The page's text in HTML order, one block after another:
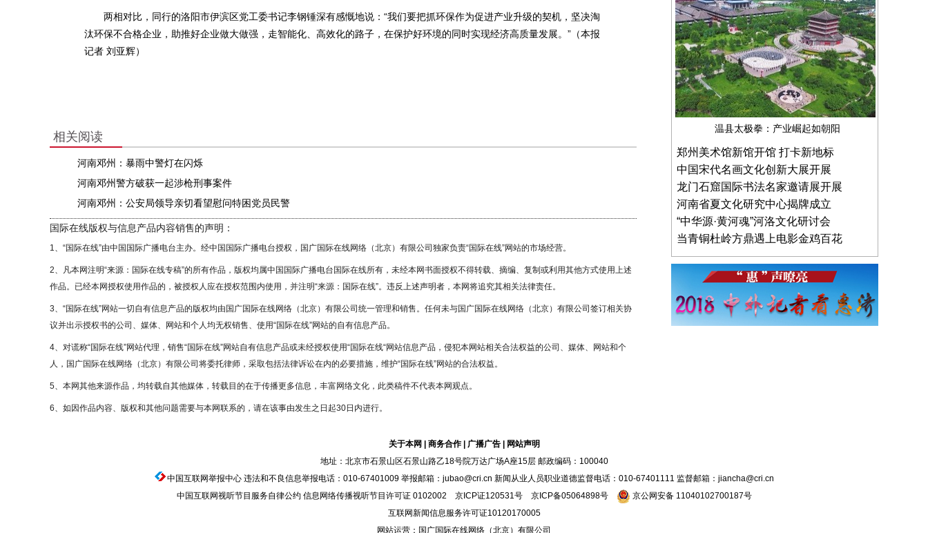
两相对比，同行的洛阳市伊滨区党工委书记李钢锤深有感慨地说：“我们要把抓环保作为促进产业升级的契机，坚决淘
汰环保不合格企业，助推好企业做大做强，走智能化、高效化的路子，在保护好环境的同时实现经济高质量发展。”（本报
记者 刘亚辉）
相关阅读
河南邓州：暴雨中警灯在闪烁
河南邓州警方破获一起涉枪刑事案件
河南邓州：公安局领导亲切看望慰问特困党员民警
国际在线版权与信息产品内容销售的声明：
1、“国际在线”由中国国际广播电台主办。经中国国际广播电台授权，国广国际在线网络（北京）有限公司独家负责“国际在线”网站的市场经营。
2、凡本网注明“来源：国际在线专稿”的所有作品，版权均属中国国际广播电台国际在线所有，未经本网书面授权不得转载、摘编、复制或利用其他方式使用上述
作品。已经本网授权使用作品的，被授权人应在授权范围内使用，并注明“来源：国际在线”。违反上述声明者，本网将追究其相关法律责任。
3、“国际在线”网站一切自有信息产品的版权均由国广国际在线网络（北京）有限公司统一管理和销售。任何未与国广国际在线网络（北京）有限公司签订相关协
议并出示授权书的公司、媒体、网站和个人均无权销售、使用“国际在线”网站的自有信息产品。
4、对谎称“国际在线”网站代理，销售“国际在线”网站自有信息产品或未经授权使用“国际在线“网站信息产品，侵犯本网站相关合法权益的公司、媒体、网站和个
人，国广国际在线网络（北京）有限公司将委托律师，采取包括法律诉讼在内的必要措施，维护“国际在线”网站的合法权益。
5、本网其他来源作品，均转载自其他媒体，转载目的在于传播更多信息，丰富网络文化，此类稿件不代表本网观点。
6、如因作品内容、版权和其他问题需要与本网联系的，请在该事由发生之日起30日内进行。
温县太极拳：产业崛起如朝阳
郑州美术馆新馆开馆 打卡新地标
中国宋代名画文化创新大展开展
龙门石窟国际书法名家邀请展开展
河南省夏文化研究中心揭牌成立
“中华源·黄河魂”河洛文化研讨会
当青铜杜岭方鼎遇上电影金鸡百花
关于本网 商务合作| 广播广告|
网站声明
地址：北京市石景山区石景山路乙18号院万达广场A座15层 邮政编码：100040
中国互联网举报中心违法和不良信息举报电话：010-67401009 举报邮箱：jubao@cri.cn 新闻从业人员职业道德监督电话：010-67401111 监督邮箱：jiancha@cri.cn
中国互联网视听节目服务自律公约 信息网络传播视听节目许可证 0102002 京ICP证120531号 京ICP备05064898号
京公网安备 11040102700187号
互联网新闻信息服务许可证10120170005
网站运营：国广国际在线网络（北京）有限公司